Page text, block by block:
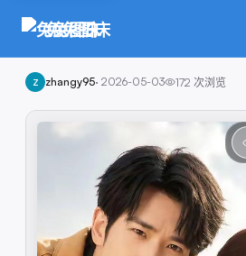
兔兔图床
Z zhangy95· 2026-05-03 172 次浏览